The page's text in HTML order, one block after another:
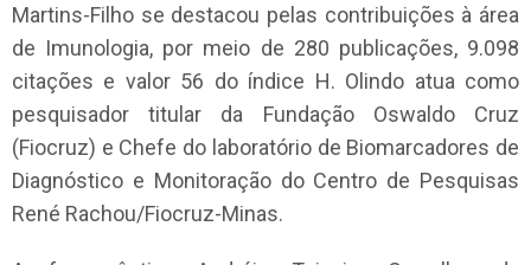
Martins-Filho se destacou pelas contribuições à área
de Imunologia, por meio de 280 publicações, 9.098
citações e valor 56 do índice H. Olindo atua como
pesquisador titular da Fundação Oswaldo Cruz
(Fiocruz) e Chefe do laboratório de Biomarcadores de
Diagnóstico e Monitoração do Centro de Pesquisas
René Rachou/Fiocruz-Minas.